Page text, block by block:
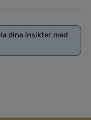
dina insikter med